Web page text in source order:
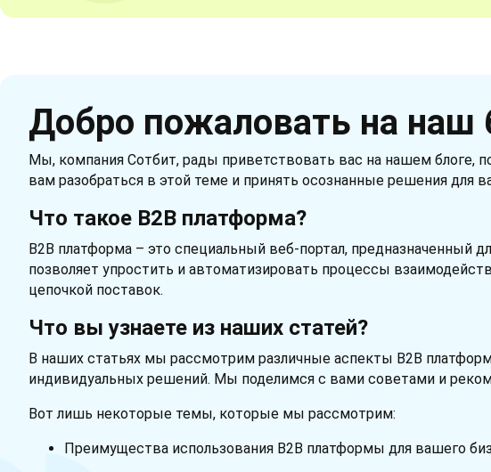
Добро пожаловать на наш
Мы, компания Сотбит, рады приветствовать вас на нашем блоге,
вам разобраться в этой теме и принять осознанные решения для
Что такое B2B платформа?
B2B платформа – это специальный веб-портал,
позволяет упростить и автоматизировать процессы
цепочкой поставок.
Что вы узнаете из наших статей?
В наших статьях мы рассмотрим различные аспекты B2B
индивидуальных решений. Мы поделимся с вами советами и
Вот лишь некоторые темы, которые мы рассмотрим:
Преимущества использования B2B платформы для вашего